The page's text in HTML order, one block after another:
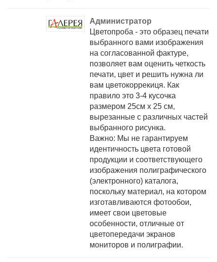
Администратор
Цветопроба - это образец печати
выбранного вами изображения
на согласованной фактуре,
позволяет вам оценить четкость
печати, цвет и решить нужна ли
вам цветокоррекиця. Как
правило это 3-4 кусочка
размером 25см х 25 см,
вырезанные с различных частей
выбранного рисунка.
Важно: Мы не гарантируем
идентичность цвета готовой
продукции и соответствующего
изображения полиграфического
(электронного) каталога,
поскольку материал, на котором
изготавливаются фотообои,
имеет свои цветовые
особенности, отличные от
цветопередачи экранов
мониторов и полиграфии.